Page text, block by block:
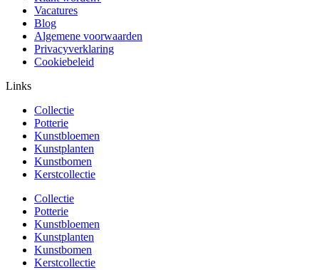
Vacatures
Blog
Algemene voorwaarden
Privacyverklaring
Cookiebeleid
Links
Collectie
Potterie
Kunstbloemen
Kunstplanten
Kunstbomen
Kerstcollectie
Collectie
Potterie
Kunstbloemen
Kunstplanten
Kunstbomen
Kerstcollectie